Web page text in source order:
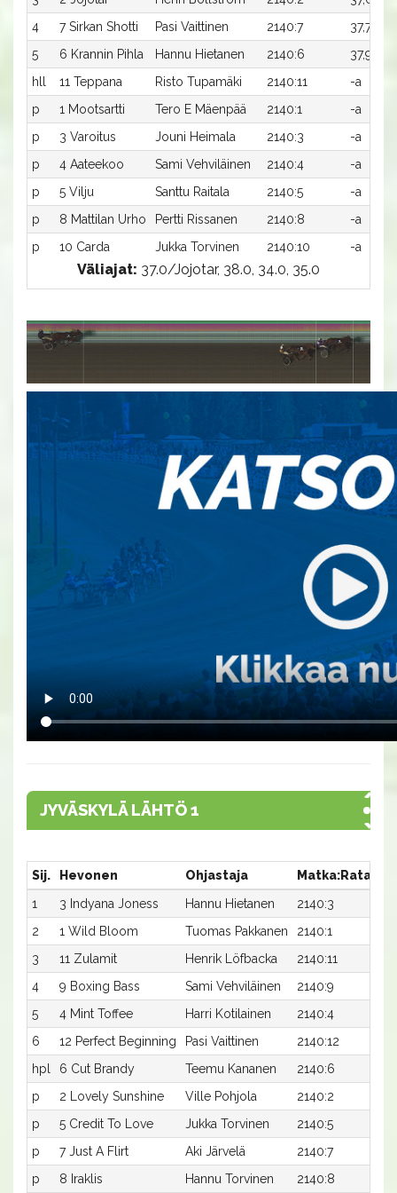
4
7 Sirkan Shotti Pasi Vaittinen 2140:7 37,7a
5
6 Krannin Pihla Hannu Hietanen 2140:6 37,9a
hll
11 Teppana Risto Tupamäki 2140:11 -a
p
1 Mootsartti Tero E Mäenpää 2140:1 -a
p
3 Varoitus Jouni Heimala 2140:3 -a
p
4 Aateekoo Sami Vehviläinen 2140:4 -a
p
5 Vilju Santtu Raitala 2140:5 -a
p
8 Mattilan Urho Pertti Rissanen 2140:8 -a
p
10 Carda Jukka Torvinen 2140:10 -a
Väliajat: 37.0/Jojotar, 38.0, 34.0, 35.0
JYVÄSKYLÄ LÄHTÖ 1
Sij. Hevonen Ohjastaja Matka:Rata
1
3 Indyana Joness Hannu Hietanen 2140:3
2
1 Wild Bloom Tuomas Pakkanen 2140:1
3
11 Zulamit Henrik Löfbacka 2140:11
4
9 Boxing Bass Sami Vehviläinen 2140:9
5
4 Mint Toffee Harri Kotilainen 2140:4
6
12 Perfect Beginning Pasi Vaittinen 2140:12
hpl
6 Cut Brandy Teemu Kananen 2140:6
p
2 Lovely Sunshine Ville Pohjola 2140:2
p
5 Credit To Love Jukka Torvinen 2140:5
p
7 Just A Flirt Aki Järvelä 2140:7
p
8 Iraklis Hannu Torvinen 2140:8